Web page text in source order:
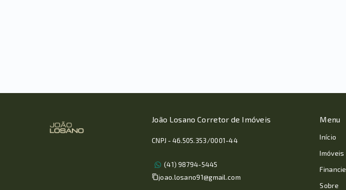
João Losano Corretor de Imóveis
CNPJ - 46.505.353/0001-44
(41) 98794-5445
joao.losano91@gmail.com
Menu
Início
Imóveis
Financie
Sobre